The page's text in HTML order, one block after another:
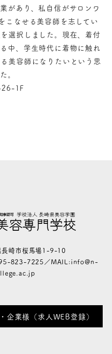
があり、私自信がサロンワ
こなせる美容師を志してい
選択しました。現在、着付
中、学生時代に着物に触れ
美容師になりたいという思
。
26-1F
崎市桜馬場1-9-10
823-7225／MAIL:info@n-
企業様（求人WEB登録）